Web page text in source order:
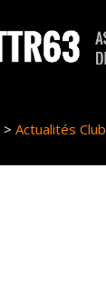
>Actualités Club